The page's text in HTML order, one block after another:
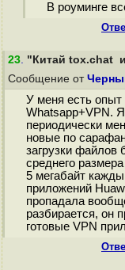
В роуминге
23. "Китай tox.chat
Сообщение от
У меня есть опыт
Whatsapp+VPN.
периодически
новые по
загрузки файлов
среднего
5 мегабайт
приложений
пропадала
разбирается, он
готовые VPN